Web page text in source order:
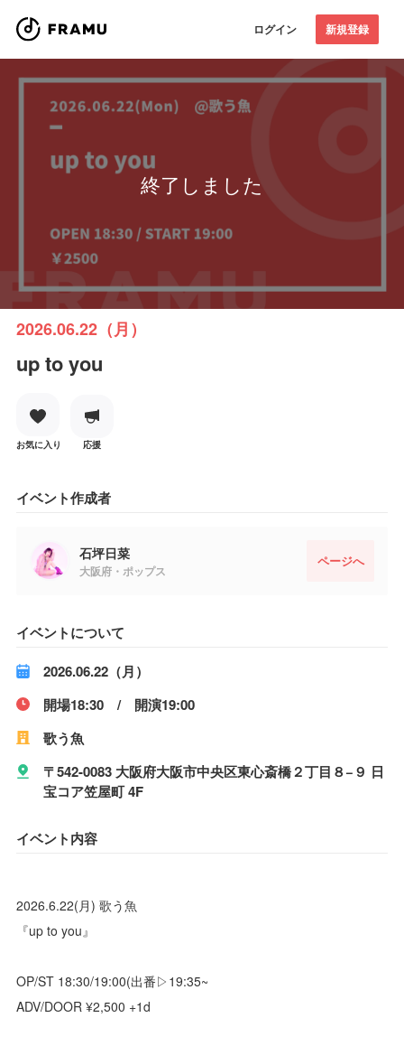
ログイン 新規登録
終了しました
2026.06.22（月）
up to you
お気に入り 応援
イベント作成者
石坪日菜
大阪府・ポップス
ページへ
イベントについて
2026.06.22（月）
開場18:30 / 開演19:00
歌う魚
〒542-0083 大阪府大阪市中央区東心斎橋２丁目８−９ 日
宝コア笠屋町 4F
イベント内容
2026.6.22(月) 歌う魚
『up to you』
OP/ST 18:30/19:00(出番▷19:35~
ADV/DOOR ¥2,500 +1d